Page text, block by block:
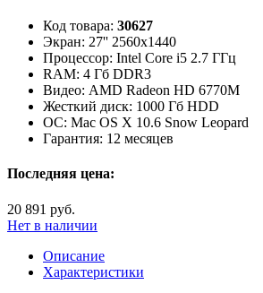
Код товара: 30627
Экран: 27'' 2560x1440
Процессор: Intel Core i5 2.7 ГГц
RAM: 4 Гб DDR3
Видео: AMD Radeon HD 6770M
Жесткий диск: 1000 Гб HDD
ОС: Mac OS X 10.6 Snow Leopard
Гарантия: 12 месяцев
Последняя цена:
20 891 руб.
Нет в наличии
Описание
Характеристики